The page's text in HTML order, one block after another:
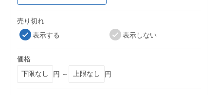
売り切れ
表示する
表示しない
価格
円 ～
円